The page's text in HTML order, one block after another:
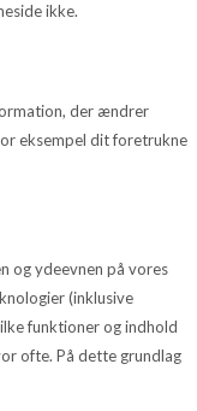
ikke.
der ændrer
eksempel dit foretrukne
og ydeevnen på vores
(inklusive
funktioner og indhold
ofte. På dette grundlag